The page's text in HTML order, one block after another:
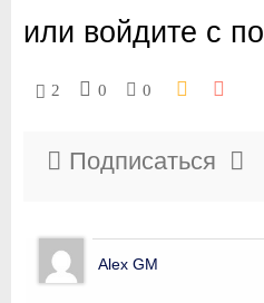
или войдите с
2 0 0
Подписаться
Alex GM